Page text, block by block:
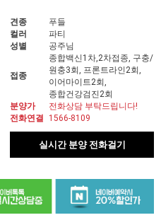
견종
푸들
컬러
파티
성별
공주님
접종
종합백신1차,2차접종, 구충/
원충3회, 프론트라인2회,
이어마이트2회,
종합건강검진2회
분양가
전화상담 부탁드립니다!
전화연결
1566-8109
실시간 분양 전화걸기